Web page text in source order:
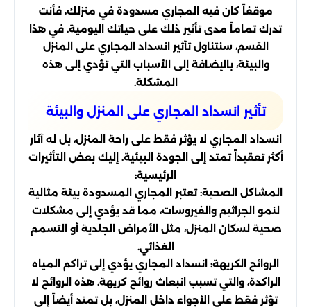
موقفاً كان فيه المجاري مسدودة في منزلك، فأنت
تدرك تماماً مدى تأثير ذلك على حياتك اليومية. في هذا
القسم، سنتناول تأثير انسداد المجاري على المنزل
والبيئة، بالإضافة إلى الأسباب التي تؤدي إلى هذه
المشكلة.
تأثير انسداد المجاري على المنزل والبيئة
انسداد المجاري لا يؤثر فقط على راحة المنزل، بل له آثار
أكثر تعقيداً تمتد إلى الجودة البيئية. إليك بعض التأثيرات
الرئيسية:
المشاكل الصحية: تعتبر المجاري المسدودة بيئة مثالية
لنمو الجراثيم والفيروسات، مما قد يؤدي إلى مشكلات
صحية لسكان المنزل، مثل الأمراض الجلدية أو التسمم
الغذائي.
الروائح الكريهة: انسداد المجاري يؤدي إلى تراكم المياه
الراكدة، والتي تسبب انبعاث روائح كريهة. هذه الروائح لا
تؤثر فقط على الأجواء داخل المنزل، بل تمتد أيضاً إلى